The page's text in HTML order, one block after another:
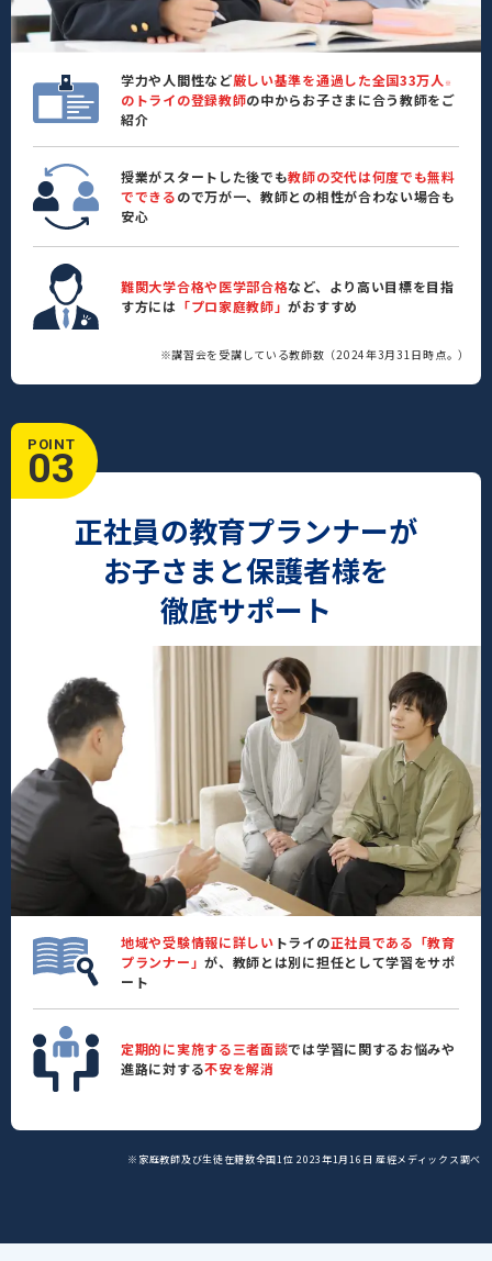
学力や人間性など厳しい基準を通過した全国33万人 ※
のトライの登録教師の中からお子さまに合う教師をご
紹介
授業がスタートした後でも教師の交代は何度でも無料
でできるので万が一、教師との相性が合わない場合も
安心
難関大学合格や医学部合格など、より高い目標を目指
す方には 「プロ家庭教師」がおすすめ
※講習会を受講している教師数（2024年3月31日時点。）
POINT
03
正社員の教育プランナーが
お子さまと保護者様を
徹底サポート
地域や受験情報に詳しい トライの正社員である「教育
プランナー」が、教師とは別に担任として学習をサポ
ート
定期的に実施する三者面談では学習に関するお悩みや
進路に対する不安を解消
※家庭教師及び生徒在籍数全国1位 2023年1月16日 産經メディックス調べ